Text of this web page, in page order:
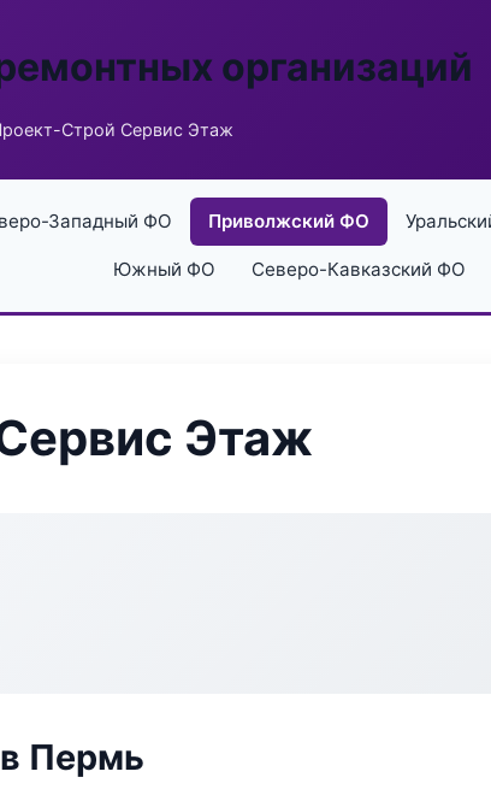
организаций
Строй Сервис Этаж
Западный ФО Приволжский ФО
Южный ФО Северо-Кавказский ФО
Этаж
Пермь